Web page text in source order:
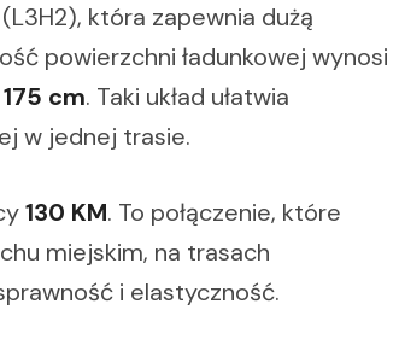
która zapewnia dużą
powierzchni ładunkowej wynosi
175 cm. Taki układ ułatwia
w jednej trasie.
130 KM. To połączenie, które
miejskim, na trasach
i elastyczność.